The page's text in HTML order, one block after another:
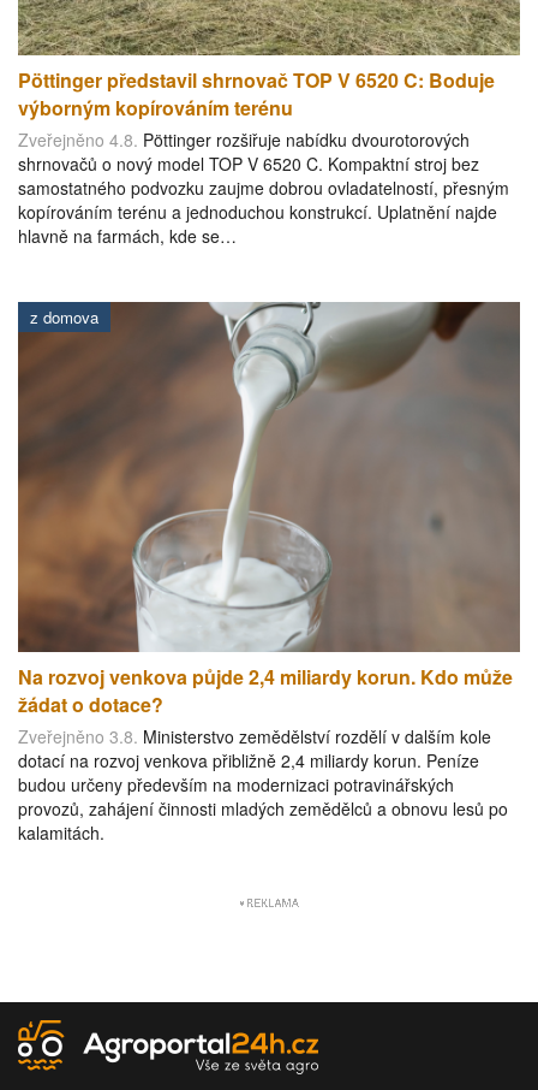
Pöttinger představil shrnovač TOP V 6520 C: Boduje
výborným kopírováním terénu
Zveřejněno 4.8. Pöttinger rozšiřuje nabídku dvourotorových
shrnovačů o nový model TOP V 6520 C. Kompaktní stroj bez
samostatného podvozku zaujme dobrou ovladatelností, přesným
kopírováním terénu a jednoduchou konstrukcí. Uplatnění najde
hlavně na farmách, kde se…
z domova
Na rozvoj venkova půjde 2,4 miliardy korun. Kdo může
žádat o dotace?
Zveřejněno 3.8. Ministerstvo zemědělství rozdělí v dalším kole
dotací na rozvoj venkova přibližně 2,4 miliardy korun. Peníze
budou určeny především na modernizaci potravinářských
provozů, zahájení činnosti mladých zemědělců a obnovu lesů po
kalamitách.